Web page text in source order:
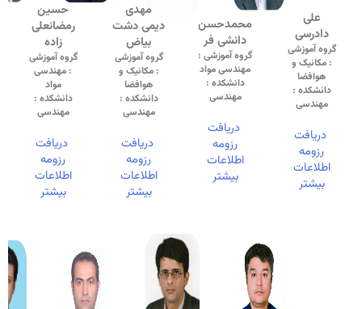
علی
دادرسی
گروه آموزشی
: مکانیک و
هوافضا
دانشکده :
مهندسی
دریافت
رزومه
اطلاعات
بیشتر
محمدحسن
دانشی فر
گروه آموزشی :
مهندسی مواد
دانشکده :
مهندسی
دریافت
رزومه
اطلاعات
بیشتر
مهدی
دیمی دشت
بیاض
گروه آموزشی
: مکانیک و
هوافضا
دانشکده :
مهندسی
دریافت
رزومه
اطلاعات
بیشتر
حسین
رمضانعلی
زاده
گروه آموزشی
: مهندسی
مواد
دانشکده :
مهندسی
دریافت
رزومه
اطلاعات
بیشتر